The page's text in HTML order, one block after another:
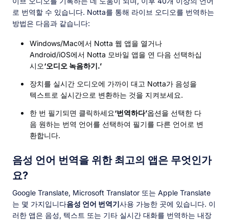
로 번역할 수 있습니다. Notta를 통해 라이브 오디오를 번역하는
방법은 다음과 같습니다:
Windows/Mac에서 Notta 웹 앱을 열거나
Android/iOS에서 Notta 모바일 앱을 연 다음 선택하십
시오‘오디오 녹음하기.’
장치를 실시간 오디오에 가까이 대고 Notta가 음성을
텍스트로 실시간으로 변환하는 것을 지켜보세요.
한 번 필기되면 클릭하세요‘번역하다’옵션을 선택한 다
음 원하는 번역 언어를 선택하여 필기를 다른 언어로 변
환합니다.
음성 언어 번역을 위한 최고의 앱은 무엇인가
요?
Google Translate, Microsoft Translator 또는 Apple Translate
는 몇 가지입니다음성 언어 번역기사용 가능한 곳에 있습니다. 이
러한 앱은 음성, 텍스트 또는 기타 실시간 대화를 번역하는 내장